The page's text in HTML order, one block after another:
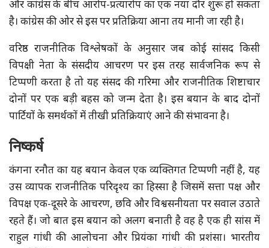
और कांग्रेस के बीच आरोप-प्रत्यारोप का एक नया दौर शुरू हो सकता
है। कांग्रेस की ओर से इस पर प्रतिक्रिया आना तय मानी जा रही है।
वरिष्ठ राजनीतिक विश्लेषकों के अनुसार जब कोई सांसद किसी
विपक्षी नेता के संसदीय आचरण पर इस तरह सार्वजनिक रूप से
टिप्पणी करता है तो यह संसद की गरिमा और राजनीतिक शिष्टाचार
दोनों पर एक बड़ी बहस को जन्म देता है। इस बयान के बाद दोनों
पार्टियों के समर्थकों में तीखी प्रतिक्रियाएं आने की संभावना है।
निष्कर्ष
कंगना रनौत का यह बयान केवल एक व्यक्तिगत टिप्पणी नहीं है, यह
उस व्यापक राजनीतिक परिदृश्य का हिस्सा है जिसमें सत्ता पक्ष और
विपक्ष एक-दूसरे के आचरण, छवि और विश्वसनीयता पर सवाल उठाते
रहते हैं। जो बात इस बयान को अलग बनाती है वह है एक ही सांस में
राहुल गांधी की आलोचना और प्रियंका गांधी की प्रशंसा। भारतीय